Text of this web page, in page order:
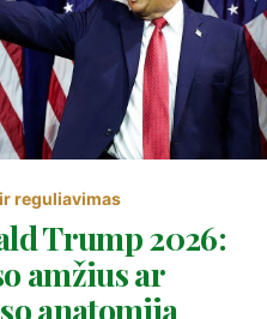
reguliavimas
Trump 2026:
amžius ar
anatomija